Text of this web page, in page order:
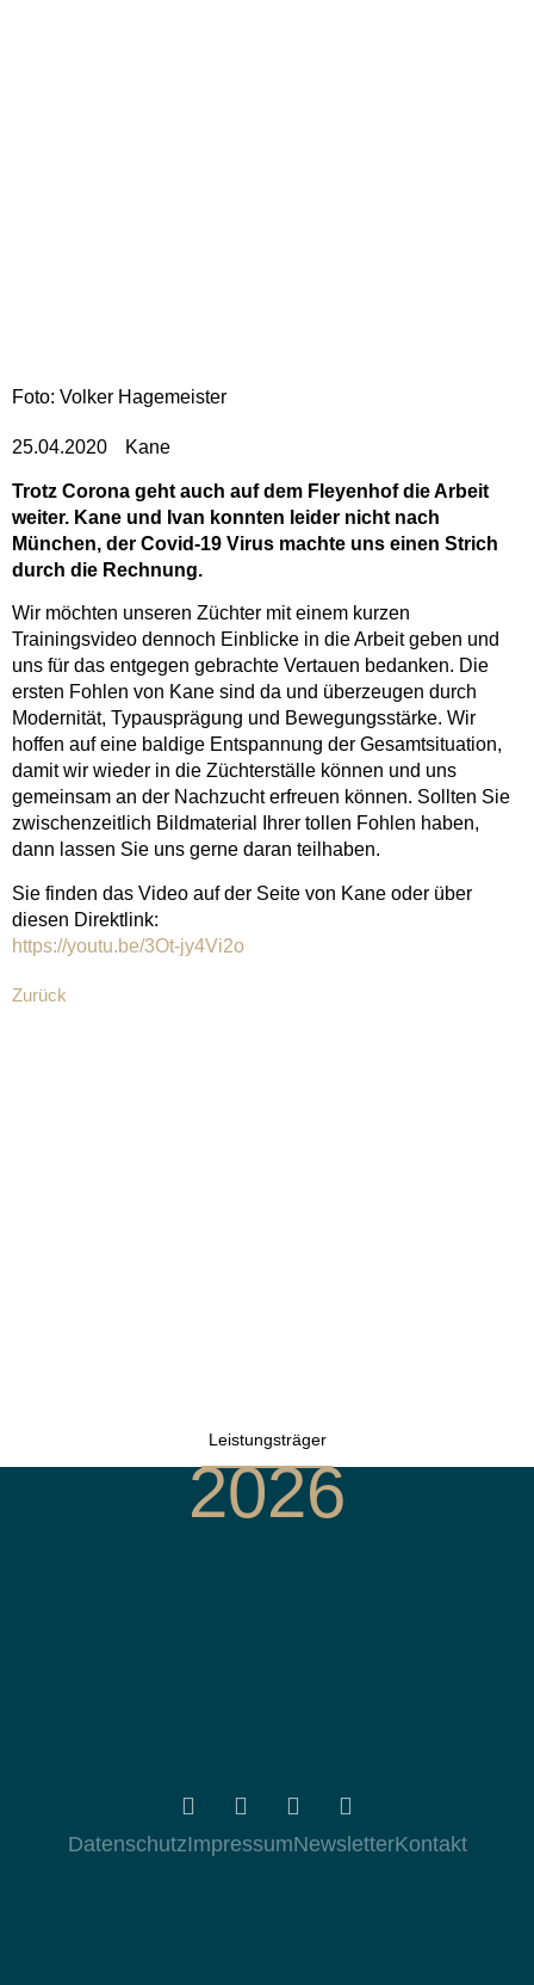
Foto: Volker Hagemeister
25.04.2020 Kane
Trotz Corona geht auch auf dem Fleyenhof die Arbeit
weiter. Kane und Ivan konnten leider nicht nach
München, der Covid-19 Virus machte uns einen Strich
durch die Rechnung.
Wir möchten unseren Züchter mit einem kurzen
Trainingsvideo dennoch Einblicke in die Arbeit geben und
uns für das entgegen gebrachte Vertauen bedanken. Die
ersten Fohlen von Kane sind da und überzeugen durch
Modernität, Typausprägung und Bewegungsstärke. Wir
hoffen auf eine baldige Entspannung der Gesamtsituation,
damit wir wieder in die Züchterställe können und uns
gemeinsam an der Nachzucht erfreuen können. Sollten Sie
zwischenzeitlich Bildmaterial Ihrer tollen Fohlen haben,
dann lassen Sie uns gerne daran teilhaben.
Sie finden das Video auf der Seite von Kane oder über
diesen Direktlink:
https://youtu.be/3Ot-jy4Vi2o
Zurück
Leistungsträger
2026
DatenschutzImpressumNewsletterKontakt